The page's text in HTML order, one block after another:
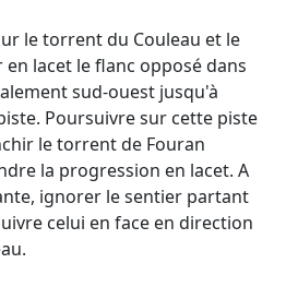
le torrent du Couleau et le
lacet le flanc opposé dans
sud-ouest jusqu'à
Poursuivre sur cette piste
le torrent de Fouran
la progression en lacet. A
ignorer le sentier partant
celui en face en direction